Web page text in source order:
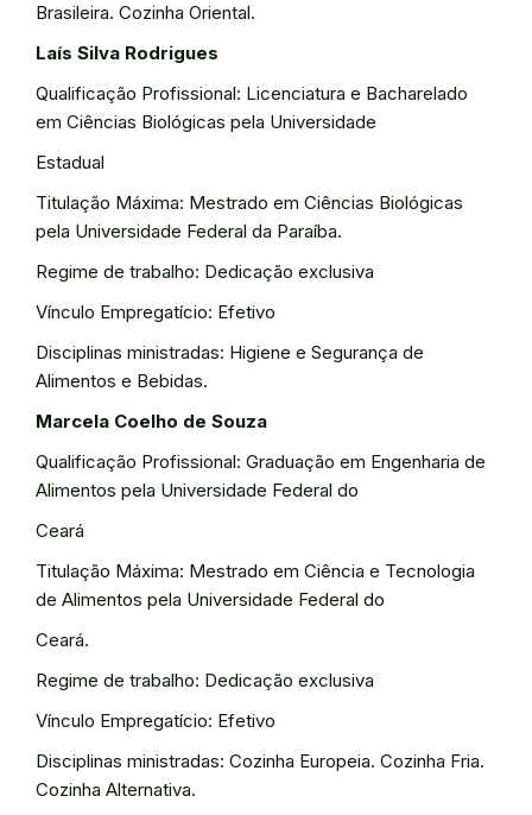
Brasileira. Cozinha Oriental.
Laís Silva Rodrigues
Qualificação Profissional: Licenciatura e Bacharelado
em Ciências Biológicas pela Universidade
Estadual
Titulação Máxima: Mestrado em Ciências Biológicas
pela Universidade Federal da Paraíba.
Regime de trabalho: Dedicação exclusiva
Vínculo Empregatício: Efetivo
Disciplinas ministradas: Higiene e Segurança de
Alimentos e Bebidas.
Marcela Coelho de Souza
Qualificação Profissional: Graduação em Engenharia de
Alimentos pela Universidade Federal do
Ceará
Titulação Máxima: Mestrado em Ciência e Tecnologia
de Alimentos pela Universidade Federal do
Ceará.
Regime de trabalho: Dedicação exclusiva
Vínculo Empregatício: Efetivo
Disciplinas ministradas: Cozinha Europeia. Cozinha Fria.
Cozinha Alternativa.